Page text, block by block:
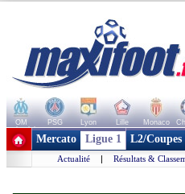
OM PSG Lyon Lille Monaco
+ de clubs
Mercato Ligue 1 L2/Coupes
Actualité | Résultats &